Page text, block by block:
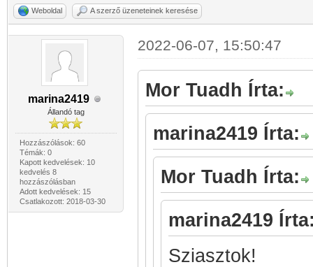
Weboldal A szerző üzeneteinek keresése
marina2419
Állandó tag
Hozzászólások: 60
Témák: 0
Kapott kedvelések: 10
kedvelés 8
hozzászólásban
Adott kedvelések: 15
Csatlakozott: 2018-03-30
2022-06-07, 15:50:47
Mor Tuadh Írta:
marina2419 Írta:
Mor Tuadh Írta:
marina2419
Sziasztok!